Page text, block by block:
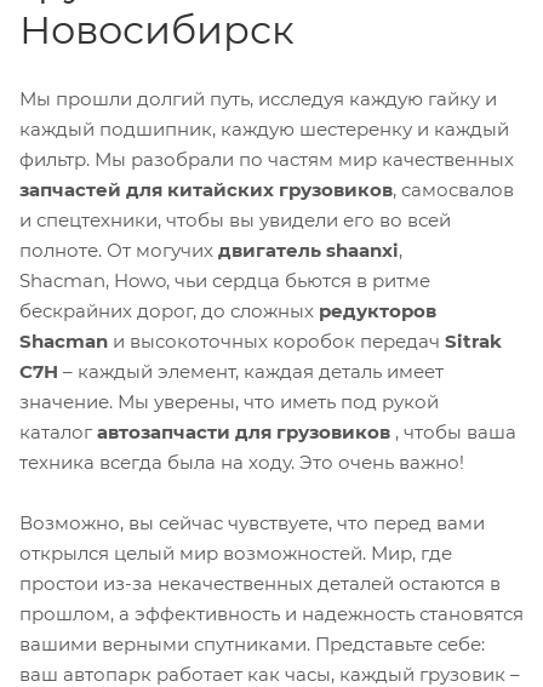
Новосибирск
Мы прошли долгий путь, исследуя каждую гайку и
каждый подшипник, каждую шестеренку и каждый
фильтр. Мы разобрали по частям мир качественных
запчастей для китайских грузовиков, самосвалов
и спецтехники, чтобы вы увидели его во всей
полноте. От могучих двигатель shaanxi,
Shacman, Howo, чьи сердца бьются в ритме
бескрайних дорог, до сложных редукторов
Shacman и высокоточных коробок передач Sitrak
C7H – каждый элемент, каждая деталь имеет
значение. Мы уверены, что иметь под рукой
каталог автозапчасти для грузовиков , чтобы ваша
техника всегда была на ходу. Это очень важно!
Возможно, вы сейчас чувствуете, что перед вами
открылся целый мир возможностей. Мир, где
простои из-за некачественных деталей остаются в
прошлом, а эффективность и надежность становятся
вашими верными спутниками. Представьте себе:
ваш автопарк работает как часы, каждый грузовик –